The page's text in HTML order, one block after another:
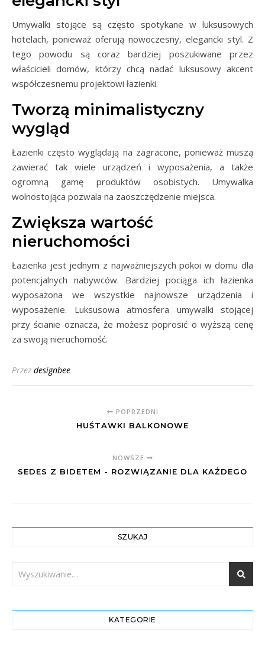
Umywalki stojące są często spotykane w luksusowych
hotelach, ponieważ oferują nowoczesny, elegancki styl. Z
tego powodu są coraz bardziej poszukiwane przez
właścicieli domów, którzy chcą nadać luksusowy akcent
współczesnemu projektowi łazienki.
Tworzą minimalistyczny
wygląd
Łazienki często wyglądają na zagracone, ponieważ muszą
zawierać tak wiele urządzeń i wyposażenia, a także
ogromną gamę produktów osobistych. Umywalka
wolnostojąca pozwala na zaoszczędzenie miejsca.
Zwiększa wartość
nieruchomości
Łazienka jest jednym z najważniejszych pokoi w domu dla
potencjalnych nabywców. Bardziej pociąga ich łazienka
wyposażona we wszystkie najnowsze urządzenia i
wyposażenie. Luksusowa atmosfera umywalki stojącej
przy ścianie oznacza, że ​​możesz poprosić o wyższą cenę
za swoją nieruchomość.
Przez designbee
POPRZEDNI
HUŚTAWKI BALKONOWE
NOWSZE
SEDES Z BIDETEM - ROZWIĄZANIE DLA KAŻDEGO
SZUKAJ
KATEGORIE